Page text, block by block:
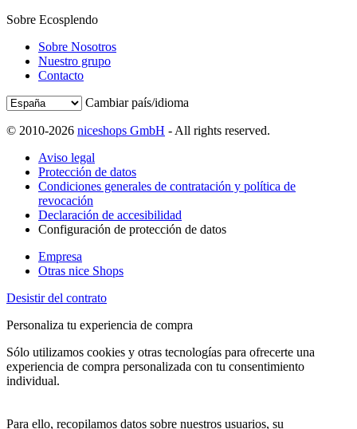
Sobre Ecosplendo
Sobre Nosotros
Nuestro grupo
Contacto
Cambiar país/idioma
© 2010-2026 niceshops GmbH - All rights reserved.
Aviso legal
Protección de datos
Condiciones generales de contratación y política de
revocación
Declaración de accesibilidad
Configuración de protección de datos
Empresa
Otras nice Shops
Desistir del contrato
Personaliza tu experiencia de compra
Sólo utilizamos cookies y otras tecnologías para ofrecerte una
experiencia de compra personalizada con tu consentimiento
individual.
Para ello, recopilamos datos sobre nuestros usuarios, su